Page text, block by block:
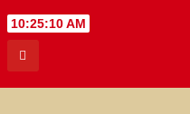
10:25:11 AM